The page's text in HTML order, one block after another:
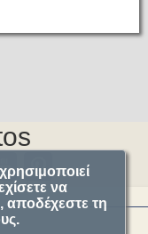
να
αποδέχεστε τη